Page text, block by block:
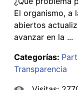
El organismo, a
abiertos
avanzar en la ...
Categorías:
Transparencia